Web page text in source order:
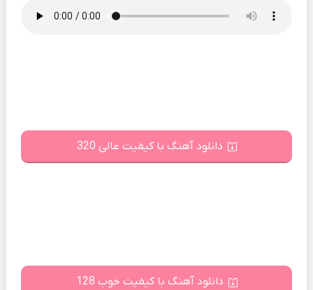
دانلود آهنگ با کیفیت عالی 320
دانلود آهنگ با کیفیت خوب 128